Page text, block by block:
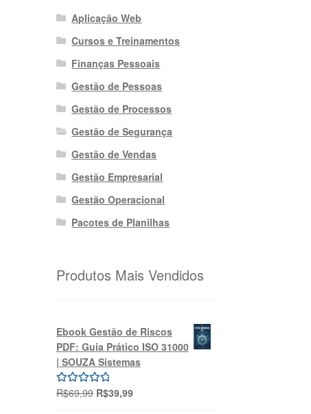
Aplicação Web
Cursos e Treinamentos
Finanças Pessoais
Gestão de Pessoas
Gestão de Processos
Gestão de Segurança
Gestão de Vendas
Gestão Empresarial
Gestão Operacional
Pacotes de Planilhas
Produtos Mais Vendidos
Ebook Gestão de Riscos
PDF: Guia Prático ISO 31000
| SOUZA Sistemas
Avaliação
R$69,99 O
R$39,99O